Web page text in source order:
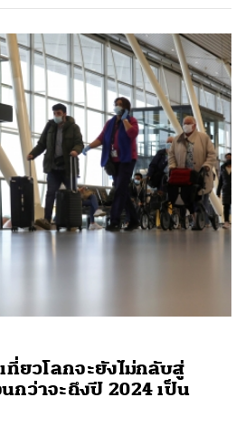
ที่ยวโลกจะยังไม่กลับสู่
ว่าจะถึงปี 2024 เป็น